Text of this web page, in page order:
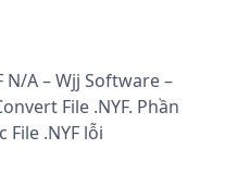
N/A – Wjj Software –
File .NYF. Phần
File .NYF lỗi